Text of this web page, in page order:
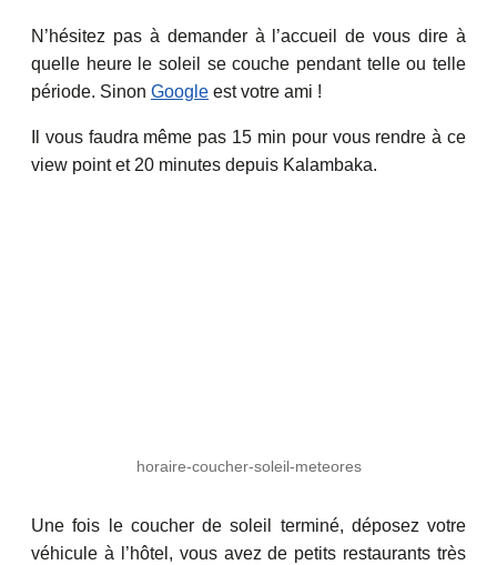
N’hésitez pas à demander à l’accueil de vous dire à
quelle heure le soleil se couche pendant telle ou telle
période. Sinon Google est votre ami !
Il vous faudra même pas 15 min pour vous rendre à ce
view point et 20 minutes depuis Kalambaka.
horaire-coucher-soleil-meteores
Une fois le coucher de soleil terminé, déposez votre
véhicule à l’hôtel, vous avez de petits restaurants très